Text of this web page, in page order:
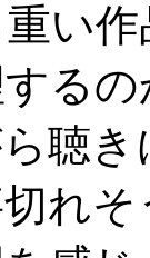
い
る
聴
れ